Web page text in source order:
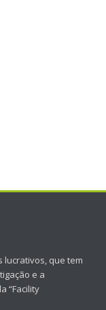
lucrativos, que tem
e a
“Facility